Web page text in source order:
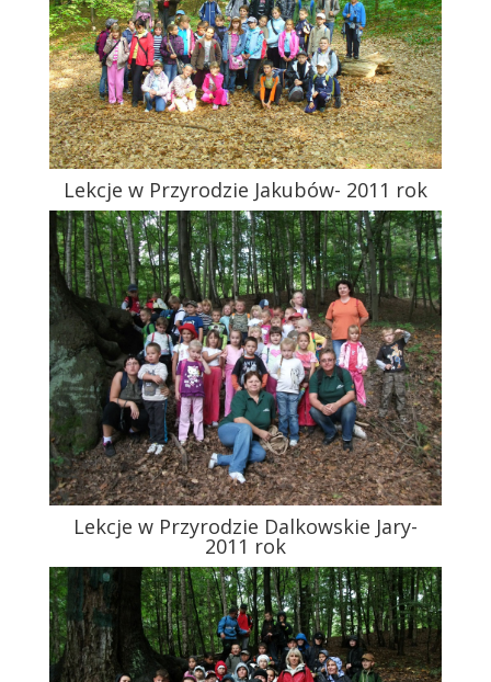
Lekcje w Przyrodzie Jakubów- 2011 rok
Lekcje w Przyrodzie Dalkowskie Jary-
2011 rok